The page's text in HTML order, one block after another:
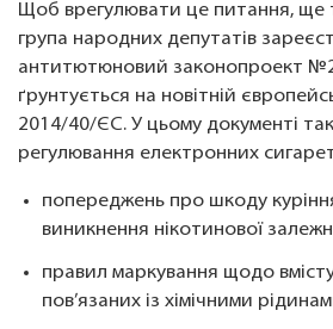
Щоб врегулювати це питання, ще
група народних депутатів
антитютюновий законопроект
ґрунтується на новітній
2014/40/ЄС. У цьому документі
регулювання електронних
попереджень про шкоду
виникнення нікотинової
правил маркування щодо
пов’язаних із хімічними